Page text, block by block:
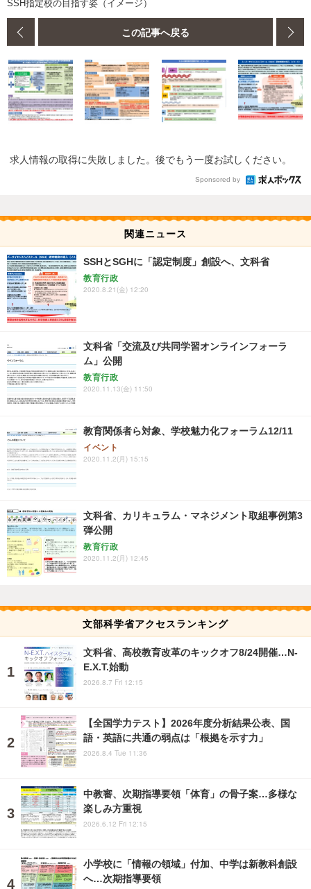
SSH指定校の目指す姿（イメージ）
この記事へ戻る
求人情報の取得に失敗しました。後でもう一度お試しください。
Sponsored by
関連ニュース
SSHとSGHに「認定制度」創設へ、文科省
教育行政
2020.8.21(金) 12:20
文科省「交流及び共同学習オンラインフォーラ
ム」公開
教育行政
2020.11.13(金) 11:50
教育関係者ら対象、学校魅力化フォーラム12/11
イベント
2020.11.2(月) 15:15
文科省、カリキュラム・マネジメント取組事例第3
弾公開
教育行政
2020.11.2(月) 12:45
文部科学省アクセスランキング
文科省、高校教育改革のキックオフ8/24開催…N-
E.X.T.始動
2026.8.7 Fri 12:15
【全国学力テスト】2026年度分析結果公表、国
語・英語に共通の弱点は「根拠を示す力」
2026.8.4 Tue 11:36
中教審、次期指導要領「体育」の骨子案…多様な
楽しみ方重視
2026.6.12 Fri 12:15
小学校に「情報の領域」付加、中学は新教科創設
へ…次期指導要領